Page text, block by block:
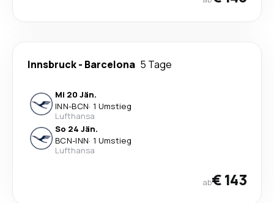
Innsbruck- Barcelona 5 Tage
Mi 20 Jän.
INN-BCN· 1 Umstieg
Lufthansa
So 24 Jän.
BCN-INN· 1 Umstieg
Lufthansa
ab€ 143